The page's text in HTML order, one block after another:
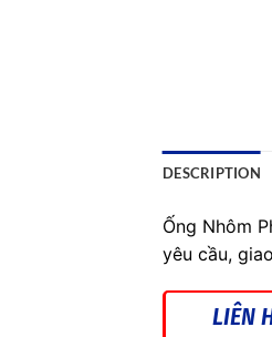
DESCRIPTION
Ống Nhôm
yêu cầu,
LIÊN